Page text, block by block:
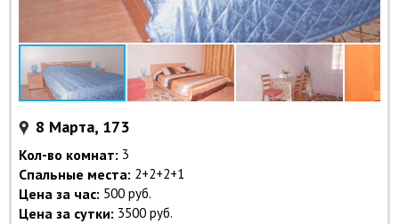
8 Марта, 173
Кол-во комнат: 3
Спальные места: 2+2+2+1
Цена за час: 500 руб.
Цена за сутки: 3500 руб.